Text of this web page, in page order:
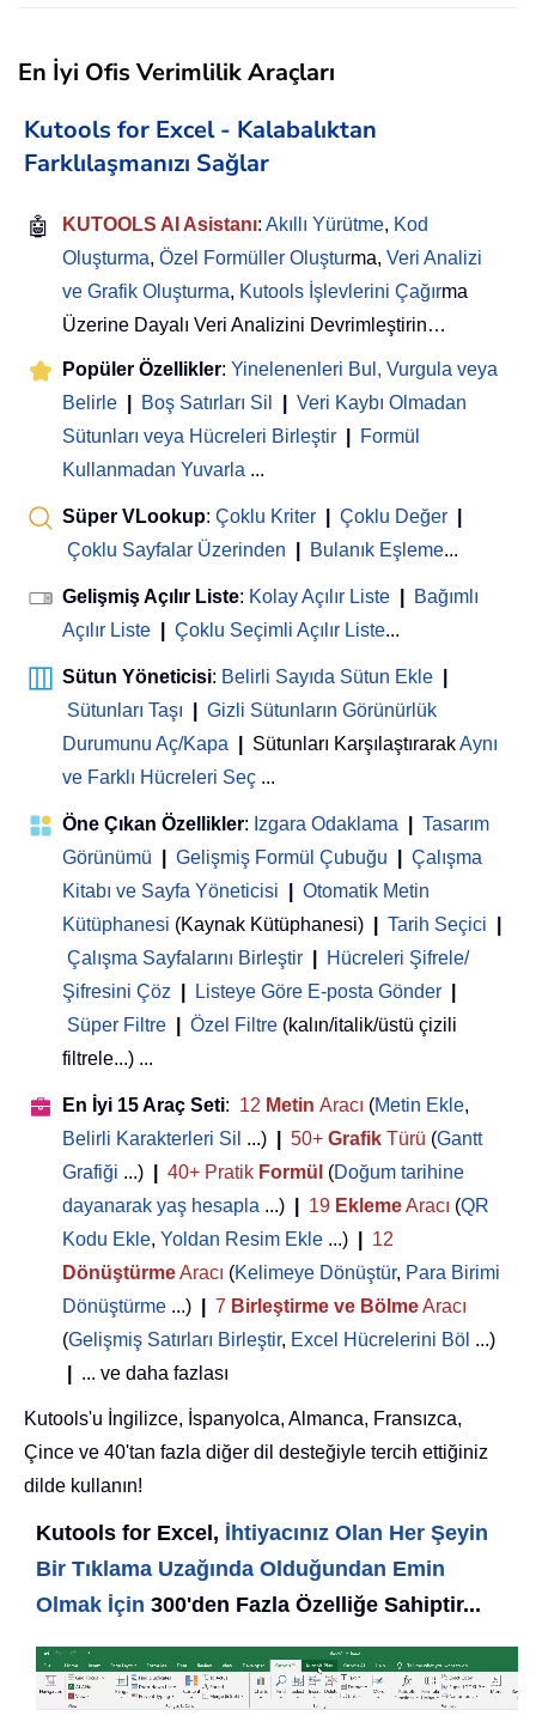
En İyi Ofis Verimlilik Araçları
Kutools for Excel - Kalabalıktan
Farklılaşmanızı Sağlar
🤖 KUTOOLS AI Asistanı: Akıllı Yürütme, Kod
Oluşturma, Özel Formüller Oluşturma, Veri Analizi
ve Grafik Oluşturma, Kutools İşlevlerini Çağırma
Üzerine Dayalı Veri Analizini Devrimleştirin…
Popüler Özellikler: Yinelenenleri Bul, Vurgula veya
Belirle
Boş Satırları Sil
Veri Kaybı Olmadan
Sütunları veya Hücreleri Birleştir
Formül
Kullanmadan Yuvarla ...
Süper VLookup: Çoklu Kriter Çoklu Değer
Çoklu Sayfalar Üzerinden
Bulanık Eşleme...
Gelişmiş Açılır Liste: Kolay Açılır Liste
Bağımlı
Açılır Liste
Çoklu Seçimli Açılır Liste...
Sütun Yöneticisi: Belirli Sayıda Sütun Ekle
Sütunları Taşı
Gizli Sütunların Görünürlük
Durumunu Aç/Kapa
Sütunları KarşılaştırarakAynı
ve Farklı Hücreleri Seç ...
Öne Çıkan Özellikler: Izgara Odaklama
Tasarım
Görünümü
Gelişmiş Formül Çubuğu
Çalışma
Kitabı ve Sayfa Yöneticisi
Otomatik Metin
Kütüphanesi (Kaynak Kütüphanesi) Tarih Seçici
Çalışma Sayfalarını Birleştir
Hücreleri Şifrele/
Şifresini Çöz
Listeye Göre E-posta Gönder
Süper Filtre
Özel Filtre (kalın/italik/üstü çizili
filtrele...) ...
En İyi 15 Araç Seti: 12 Metin Aracı (Metin Ekle,
Belirli Karakterleri Sil ...) 50+ Grafik Türü (Gantt
Grafiği ...) 40+ Pratik Formül (Doğum tarihine
dayanarak yaş hesapla ...) 19 EklemeAracı (QR
Kodu Ekle, Yoldan Resim Ekle ...)
12
DönüştürmeAracı (Kelimeye Dönüştür, Para Birimi
Dönüştürme ...) 7 Birleştirme ve BölmeAracı
(Gelişmiş Satırları Birleştir, Excel Hücrelerini Böl ...)
... ve daha fazlası
Kutools'u İngilizce, İspanyolca, Almanca, Fransızca,
Çince ve 40'tan fazla diğer dil desteğiyle tercih ettiğiniz
dilde kullanın!
Kutools for Excel, İhtiyacınız Olan Her Şeyin
Bir Tıklama Uzağında Olduğundan Emin
Olmak İçin 300'den Fazla Özelliğe Sahiptir...